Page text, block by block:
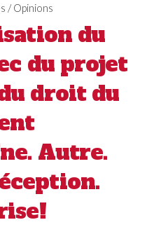
/Opinions
du
du projet
droit du
Autre.